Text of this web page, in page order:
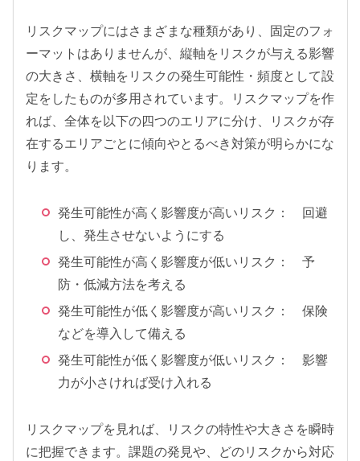
リスクマップにはさまざまな種類があり、固定のフォ
ーマットはありませんが、縦軸をリスクが与える影響
の大きさ、横軸をリスクの発生可能性・頻度として設
定をしたものが多用されています。リスクマップを作
れば、全体を以下の四つのエリアに分け、リスクが存
在するエリアごとに傾向やとるべき対策が明らかにな
ります。
発生可能性が高く影響度が高いリスク： 回避
し、発生させないようにする
発生可能性が高く影響度が低いリスク： 予
防・低減方法を考える
発生可能性が低く影響度が高いリスク： 保険
などを導入して備える
発生可能性が低く影響度が低いリスク： 影響
力が小さければ受け入れる
リスクマップを見れば、リスクの特性や大きさを瞬時
に把握できます。課題の発見や、どのリスクから対応